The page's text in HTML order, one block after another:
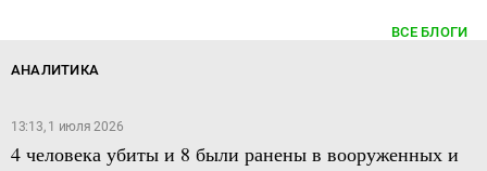
ВСЕ БЛОГИ
АНАЛИТИКА
13:13, 1 июля 2026
4 человека убиты и 8 были ранены в вооруженных и